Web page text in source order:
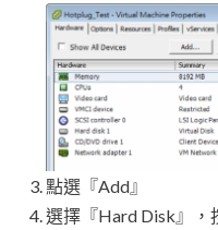
點選『Add』
選擇『Hard Disk』，